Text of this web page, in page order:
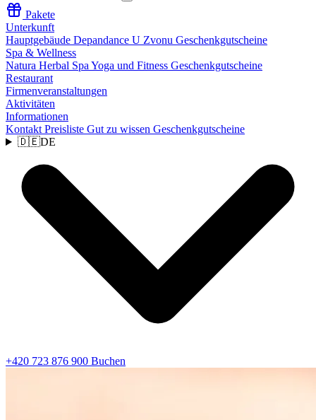
Pakete
Unterkunft
Hauptgebäude Depandance U Zvonu Geschenkgutscheine
Spa & Wellness
Natura Herbal Spa Yoga und Fitness Geschenkgutscheine
Restaurant
Firmenveranstaltungen
Aktivitäten
Informationen
Kontakt Preisliste Gut zu wissen Geschenkgutscheine
🇩🇪DE
+420 723 876 900 Buchen